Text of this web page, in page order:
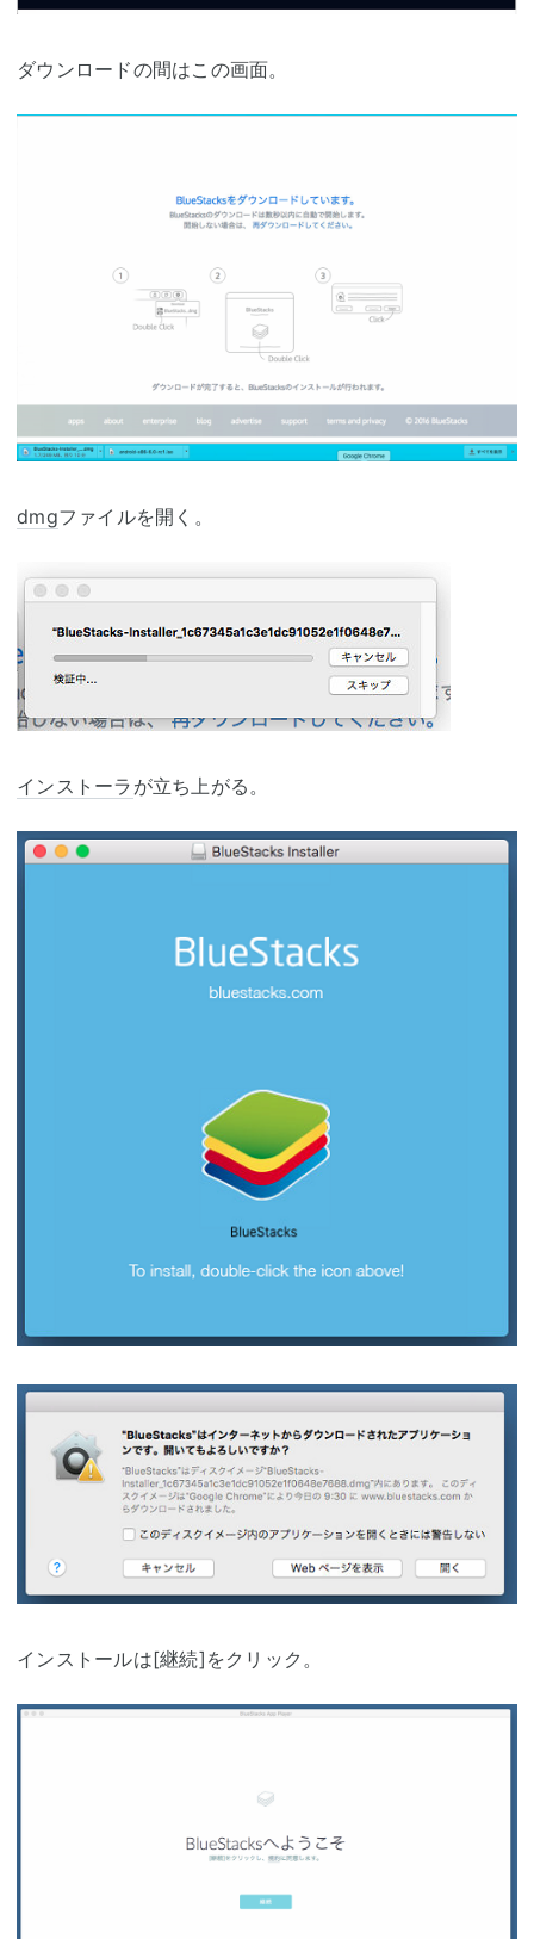
ダウンロードの間はこの画面。
dmgファイルを開く。
インストーラ が立ち上がる。
インストールは[継続]をクリック。